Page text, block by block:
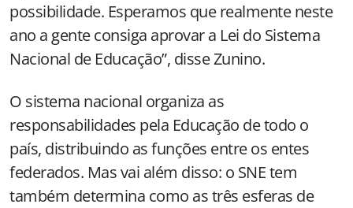
possibilidade. Esperamos que realmente neste
ano a gente consiga aprovar a Lei do Sistema
Nacional de Educação”, disse Zunino.
O sistema nacional organiza as
responsabilidades pela Educação de todo o
país, distribuindo as funções entre os entes
federados. Mas vai além disso: o SNE tem
também determina como as três esferas de